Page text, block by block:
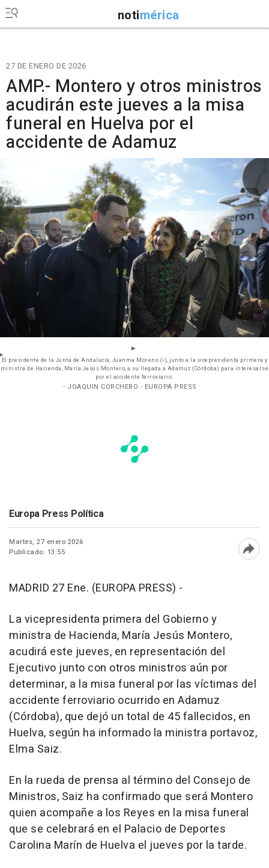
notimérica
27 DE ENERO DE 2026
AMP.- Montero y otros ministros
acudirán este jueves a la misa
funeral en Huelva por el
accidente de Adamuz
El presidente de la Junta de Andalucía, Juanma Moreno (i), junto a la vicepresidenta primera y
ministra de Hacienda, María Jesús Montero, a su llegada a Adamuz (Córdoba) para interesarse
por el accidente ferroviario.
- JOAQUIN CORCHERO - EUROPA PRESS
Europa Press Política
Martes, 27 enero 2026
Publicado: 13:55
MADRID 27 Ene. (EUROPA PRESS) -
La vicepresidenta primera del Gobierno y
ministra de Hacienda, María Jesús Montero,
acudirá este jueves, en representación del
Ejecutivo junto con otros ministros aún por
determinar, a la misa funeral por las víctimas del
accidente ferroviario ocurrido en Adamuz
(Córdoba), que dejó un total de 45 fallecidos, en
Huelva, según ha informado la ministra portavoz,
Elma Saiz.
En la rueda de prensa al término del Consejo de
Ministros, Saiz ha confirmado que será Montero
quien acompañe a los Reyes en la misa funeral
que se celebrará en el Palacio de Deportes
Carolina Marín de Huelva el jueves por la tarde.